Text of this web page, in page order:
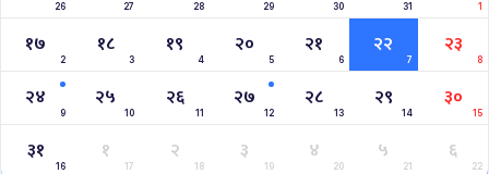
26 27 28 29 30 31 1
१७
2
१८
3
१९
4
२०
5
२१
6
२२
7
२३
8
२४
9
२५
10
२६
11
२७
12
२८
13
२९
14
३०
15
३१
16
१
17
२
18
३
19
४
20
५
21
६
22